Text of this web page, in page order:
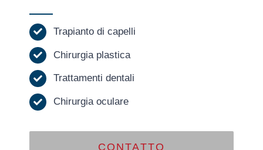
Trapianto di capelli
Chirurgia plastica
Trattamenti dentali
Chirurgia oculare
CONTATTO